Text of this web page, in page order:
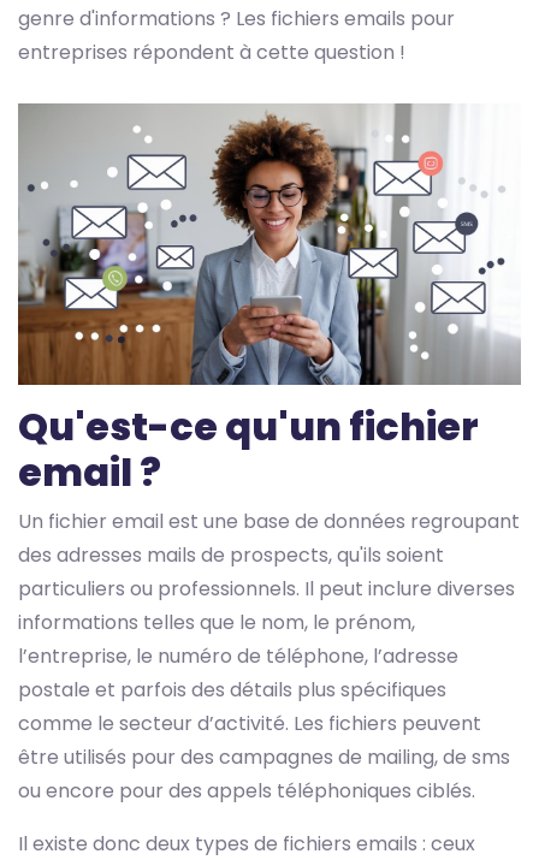
genre d'informations ? Les fichiers emails pour
entreprises répondent à cette question !
Qu'est-ce qu'un fichier
email ?
Un fichier email est une base de données regroupant
des adresses mails de prospects, qu'ils soient
particuliers ou professionnels. Il peut inclure diverses
informations telles que le nom, le prénom,
l’entreprise, le numéro de téléphone, l’adresse
postale et parfois des détails plus spécifiques
comme le secteur d’activité. Les fichiers peuvent
être utilisés pour des campagnes de mailing, de sms
ou encore pour des appels téléphoniques ciblés.
Il existe donc deux types de fichiers emails : ceux